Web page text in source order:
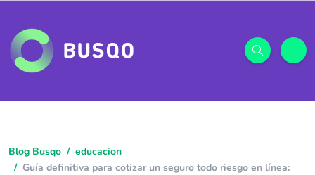
Blog Busqo
educacion
Guía definitiva para cotizar un seguro todo riesgo en línea: